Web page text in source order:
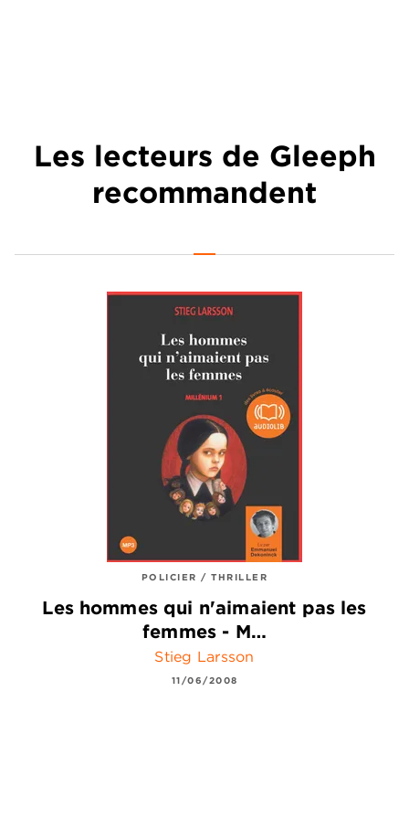
Les lecteurs de Gleeph
recommandent
POLICIER / THRILLER
Les hommes qui n'aimaient pas les
femmes - M…
Stieg Larsson
11/06/2008